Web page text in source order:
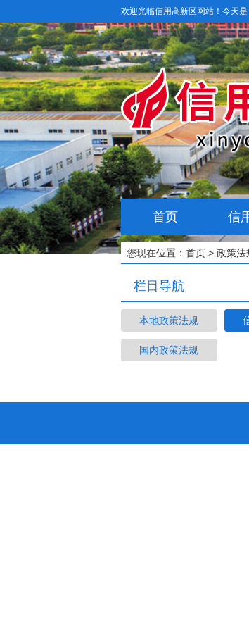
欢迎光临信用高新区网站！ 今天
首页 信
您现在位置： 首页 > 政策法
栏目导航
本地政策法规
国内政策法规